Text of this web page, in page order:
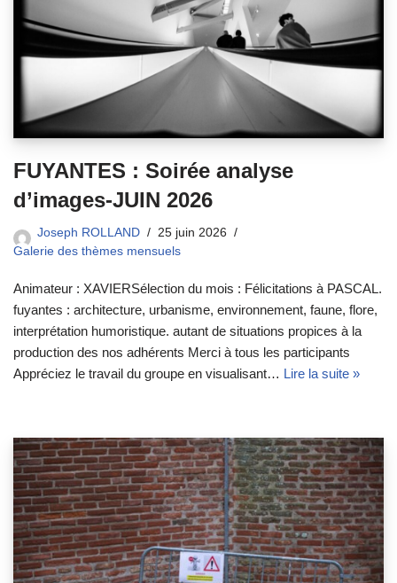
FUYANTES : Soirée analyse
d’images-JUIN 2026
Joseph ROLLAND
25 juin 2026
Galerie des thèmes mensuels
Animateur : XAVIERSélection du mois : Félicitations à PASCAL.
fuyantes : architecture, urbanisme, environnement, faune, flore,
interprétation humoristique. autant de situations propices à la
production des nos adhérents Merci à tous les participants
Appréciez le travail du groupe en visualisant… Lire la suite »